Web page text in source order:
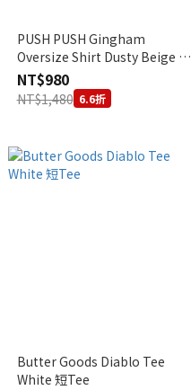
PUSH PUSH Gingham
Oversize Shirt Dusty Beige 寬
短襯衫
NT$980
NT$1,480 6.6折
Butter Goods Diablo Tee
White 短Tee